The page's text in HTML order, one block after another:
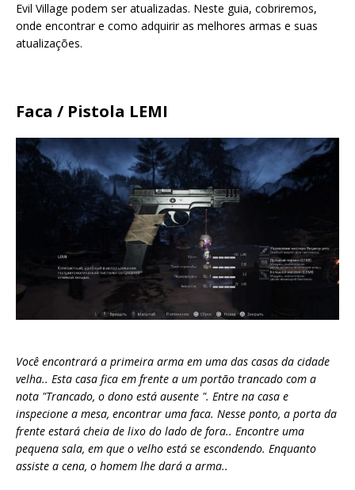
Evil Village podem ser atualizadas. Neste guia, cobriremos,
onde encontrar e como adquirir as melhores armas e suas
atualizações.
Faca / Pistola LEMI
Você encontrará a primeira arma em uma das casas da cidade
velha.. Esta casa fica em frente a um portão trancado com a
nota "Trancado, o dono está ausente ". Entre na casa e
inspecione a mesa, encontrar uma faca. Nesse ponto, a porta da
frente estará cheia de lixo do lado de fora.. Encontre uma
pequena sala, em que o velho está se escondendo. Enquanto
assiste a cena, o homem lhe dará a arma..